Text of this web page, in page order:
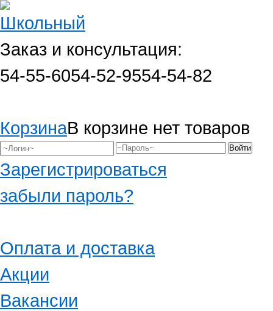
Заказ и консультация:
54-55-6054-52-9554-54-82
КорзинаВ корзине нет товаров
Зарегистрироваться
забыли пароль?
Оплата и доставка
Акции
Вакансии